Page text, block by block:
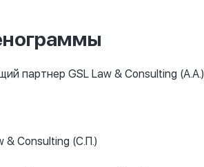
партнер GSL Law & Consulting (А.А.)
& Consulting (С.П.)